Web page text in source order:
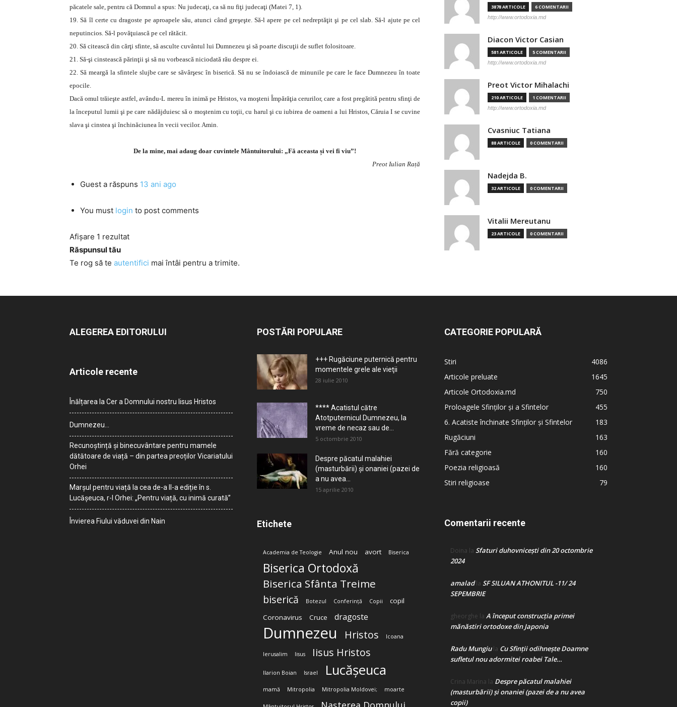
păcatele sale, pentru că Domnul a spus: Nu judecaţi, ca să nu fiţi judecaţi (Matei 7, 1).
19. Să îl certe cu dragoste pe aproapele său, atunci când greşeşte. Să-l apere pe cel nedreptăţit şi pe cel slab. Să-l ajute pe cel
neputincios. Să-l povăţuiască pe cel rătăcit.
20. Să citească din cărţi sfinte, să asculte cuvântul lui Dumnezeu şi să poarte discuţii de suflet folositoare.
21. Să-şi cinstească părinţii şi să nu vorbească niciodată rău despre ei.
22. Să meargă la sfintele slujbe care se săvârşesc în biserică. Să nu se îndoiască de minunile pe care le face Dumnezeu în toate
epocile.
Dacă omul trăieşte astfel, avându-L mereu în inimă pe Hristos, va moşteni Împărăţia cerurilor, care a fost pregătită pentru sfinţi de
la începutul lumii şi pe care nădăjduiesc să o moştenim cu toţii, cu harul şi cu iubirea de oameni a lui Hristos, Căruia I se cuvine
slava şi cinstea şi închinăciunea în vecii vecilor. Amin.
De la mine, mai adaug doar cuvintele Mântuitorului: „Fă aceasta și vei fi viu”!
Preot Iulian Rață
Guest a răspuns 13 ani ago
You must login to post comments
Afișare 1 rezultat
Răspunsul tău
Te rog să te autentifici mai întâi pentru a trimite.
3878 ARTICOLE 6 COMENTARII
http://www.ortodoxia.md
Diacon Victor Casian
581 ARTICOLE 5 COMENTARII
http://www.ortodoxia.md
Preot Victor Mihalachi
210 ARTICOLE 1 COMENTARII
http://www.ortodoxia.md
Cvasniuc Tatiana
88 ARTICOLE 0 COMENTARII
Nadejda B.
32 ARTICOLE 0 COMENTARII
Vitalii Mereutanu
23 ARTICOLE 0 COMENTARII
ALEGEREA EDITORULUI
Articole recente
Înălțarea la Cer a Domnului nostru Iisus Hristos
Dumnezeu…
Recunoștință și binecuvântare pentru mamele
dătătoare de viață – din partea preoților Vicariatului
Orhei
Marșul pentru viață la cea de-a II-a ediție în s.
Lucășeuca, r-l Orhei: „Pentru viață, cu inimă curată”
Învierea Fiului văduvei din Nain
POSTĂRI POPULARE
+++ Rugăciune puternică pentru
momentele grele ale vieţii
28 iulie 2010
**** Acatistul către
Atotputernicul Dumnezeu, la
vreme de necaz sau de...
5 octombrie 2010
Despre păcatul malahiei
(masturbării) şi onaniei (pazei de
a nu avea...
15 aprilie 2010
Etichete
Academia de Teologie Anul nou avort Biserica
Biserica Ortodoxă
Biserica Sfânta Treime
biserică Botezul Conferință Copii
copil
Coronavirus
Cruce dragoste
Dumnezeu Hristos Icoana
Ierusalim Iisus Iisus Hristos
Ilarion Boian Israel Lucășeuca
mamă Mitropolia Mitropolia Moldovei; moarte
CATEGORIE POPULARĂ
Stiri
4086
Articole preluate
1645
Articole Ortodoxia.md
750
Proloagele Sfinților și a Sfintelor
455
6. Acatiste închinate Sfinților și Sfintelor
183
Rugăciuni
163
Fără categorie
160
Poezia religioasă
160
Stiri religioase
79
Comentarii recente
Doina la Sfaturi duhovnicești din 20 octombrie
2024
amaladla SF SILUAN ATHONITUL -11/ 24
SEPEMBRIE
gheorghe la A început construcţia primei
mănăstiri ortodoxe din Japonia
Radu Mungiula Cu Sfinții odihnește Doamne
sufletul nou adormitei roabei Tale…
Crina Marina la Despre păcatul malahiei
(masturbării) şi onaniei (pazei de a nu avea
copii)